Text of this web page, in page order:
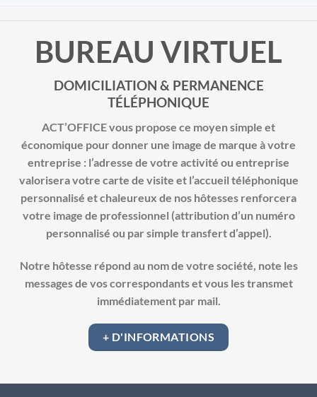
BUREAU VIRTUEL
DOMICILIATION & PERMANENCE
TÉLÉPHONIQUE
ACT’OFFICE vous propose ce moyen simple et
économique pour donner une image de marque à votre
entreprise : l’adresse de votre activité ou entreprise
valorisera votre carte de visite et l’accueil téléphonique
personnalisé et chaleureux de nos hôtesses renforcera
votre image de professionnel (attribution d’un numéro
personnalisé ou par simple transfert d’appel).
Notre hôtesse répond au nom de votre société, note les
messages de vos correspondants et vous les transmet
immédiatement par mail.
+ D'INFORMATIONS